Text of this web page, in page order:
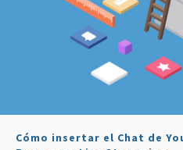
Cómo insertar el Chat de